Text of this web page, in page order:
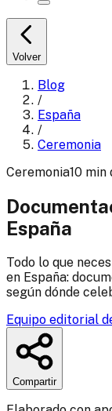
Volver
Blog
/
España
/
Ceremonia
Ceremonia10 min
España
Todo lo que
en España:
según dónde
Equipo editorial
Compartir